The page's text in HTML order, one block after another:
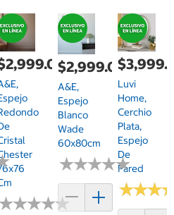
★★★★★
★★★★★
$2,999.00
A&E,
Espejo
Blanco
Wade
60x80cm
★★★★★
★★★★★
Luvi
Home,
Cerchio
Plata,
Espejo
De
Pared
★★★
★★★